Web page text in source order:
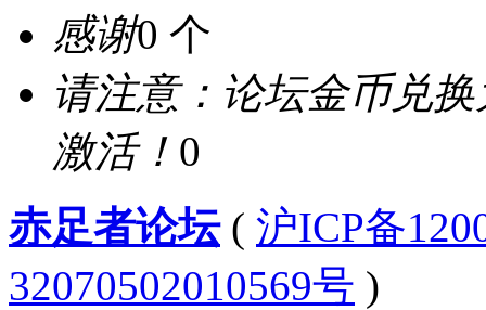
感谢0 个
请注意：论坛金币兑
激活！ 0
赤足者论坛( 沪ICP备
32070502010569号 )